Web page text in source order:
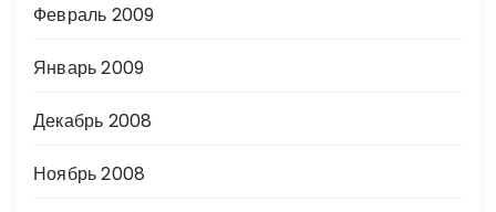
Февраль 2009
Январь 2009
Декабрь 2008
Ноябрь 2008